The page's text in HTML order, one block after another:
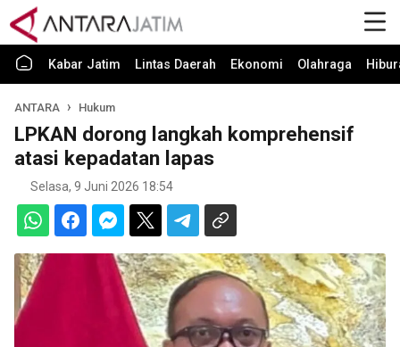
Kabar Jatim Lintas Daerah Ekonomi Olahraga
ANTARA Hukum
LPKAN dorong langkah komprehensif
atasi kepadatan lapas
Selasa, 9 Juni 2026 18:54